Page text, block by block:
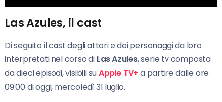
Las Azules, il cast
Di seguito il cast degli attori e dei personaggi da loro
interpretati nel corso di Las Azules, serie tv composta
da dieci episodi, visibili suApple TV+ a partire dalle ore
09:00 di oggi, mercoledì 31 luglio.